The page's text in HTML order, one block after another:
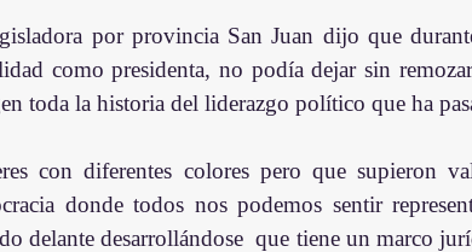
por provincia San Juan dijo que
como presidenta, no podía dejar sin
toda la historia del liderazgo político que ha
con diferentes colores pero que supieron
donde todos nos podemos sentir
delante desarrollándose  que tiene un marco